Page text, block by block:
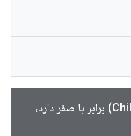
وقتی یک دستگاه شناسه فرزند (Child ID) برابر با صفر دارد،